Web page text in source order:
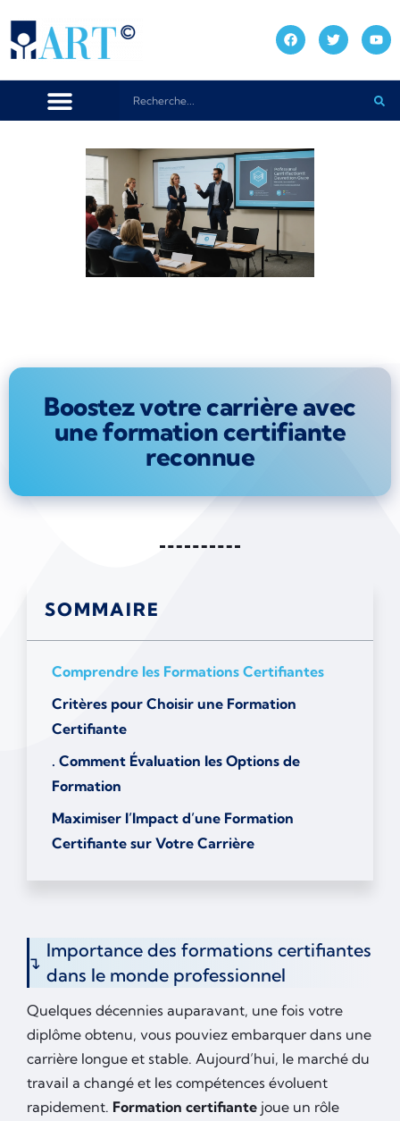
Boostez votre carrière avec
une formation certifiante
reconnue
SOMMAIRE
Comprendre les Formations Certifiantes
Critères pour Choisir une Formation
Certifiante
. Comment Évaluation les Options de
Formation
Maximiser l’Impact d’une Formation
Certifiante sur Votre Carrière
Importance des formations certifiantes
dans le monde professionnel
Quelques décennies auparavant, une fois votre
diplôme obtenu, vous pouviez embarquer dans une
carrière longue et stable. Aujourd’hui, le marché du
travail a changé et les compétences évoluent
rapidement. Formation certifiante joue un rôle